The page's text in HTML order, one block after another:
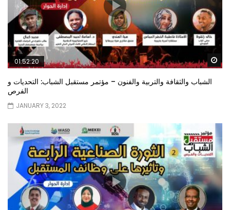
01:52:20
الشباب والثقافة والتربية والفنون – مؤتمر مستقبل الشباب: التحديات و
الفرص
JANUARY 3, 2022